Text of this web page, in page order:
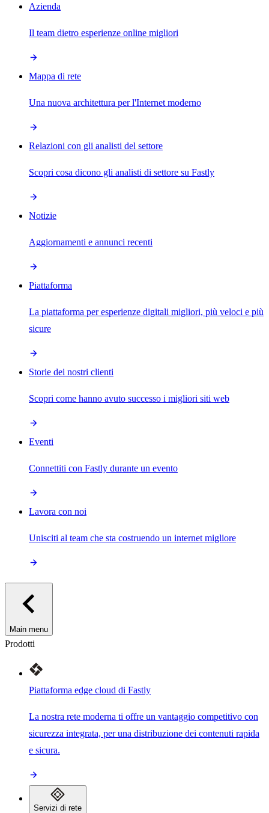
Azienda
Il team dietro esperienze online migliori
Mappa di rete
Una nuova architettura per l'Internet moderno
Relazioni con gli analisti del settore
Scopri cosa dicono gli analisti di settore su Fastly
Notizie
Aggiornamenti e annunci recenti
Piattaforma
La piattaforma per esperienze digitali migliori, più veloci e più
sicure
Storie dei nostri clienti
Scopri come hanno avuto successo i migliori siti web
Eventi
Connettiti con Fastly durante un evento
Lavora con noi
Unisciti al team che sta costruendo un internet migliore
Main menu
Prodotti
Piattaforma edge cloud di Fastly
La nostra rete moderna ti offre un vantaggio competitivo con
sicurezza integrata, per una distribuzione dei contenuti rapida
e sicura.
Servizi di rete